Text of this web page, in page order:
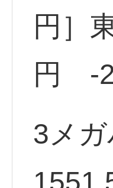
円］
円 -
3メ